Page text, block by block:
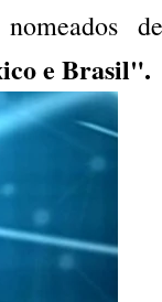
de
e Brasil".